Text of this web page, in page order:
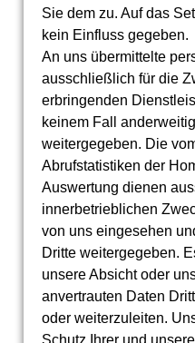
Sie dem zu. Auf das
kein Einfluss gegeben.
An uns übermittelte
ausschließlich für die
erbringenden
keinem Fall
weitergegeben. Die
Abrufstatistiken der
Auswertung dienen
innerbetrieblichen
von uns eingesehen
Dritte weitergegeben.
unsere Absicht oder
anvertrauten Daten
oder weiterzuleiten.
Schutz Ihrer und